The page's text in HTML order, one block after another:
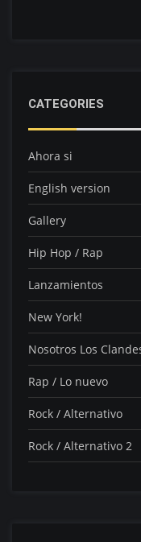
CATEGORIES
Ahora si
English version
Gallery
Hip Hop / Rap
Lanzamientos
New York!
Nosotros Los
Rap / Lo nuevo
Rock / Alternativo
Rock / Alternativo 2